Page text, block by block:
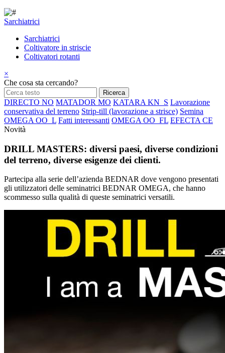
Sarchiatrici
Sarchiatrici
Coltivatore in striscie
Coltivatori rotanti
×
Che cosa sta cercando?
DIRECTO NO MATADOR MO KATARA KN_S Lavorazione
conservativa del terreno Strip-till (lavorazione a strisce) Semina
OMEGA OO_L Fatti interessanti OMEGA OO_FL EFECTA CE
Novità
DRILL MASTERS: diversi paesi, diverse condizioni
del terreno, diverse esigenze dei clienti.
Partecipa alla serie dell’azienda BEDNAR dove vengono presentati
gli utilizzatori delle seminatrici BEDNAR OMEGA, che hanno
scommesso sulla qualità di queste seminatrici versatili.